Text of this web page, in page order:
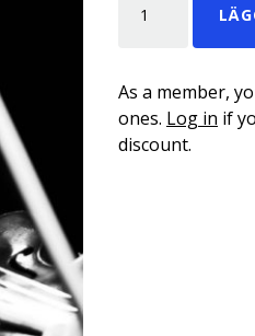
As a member,
ones. Log in if
discount.